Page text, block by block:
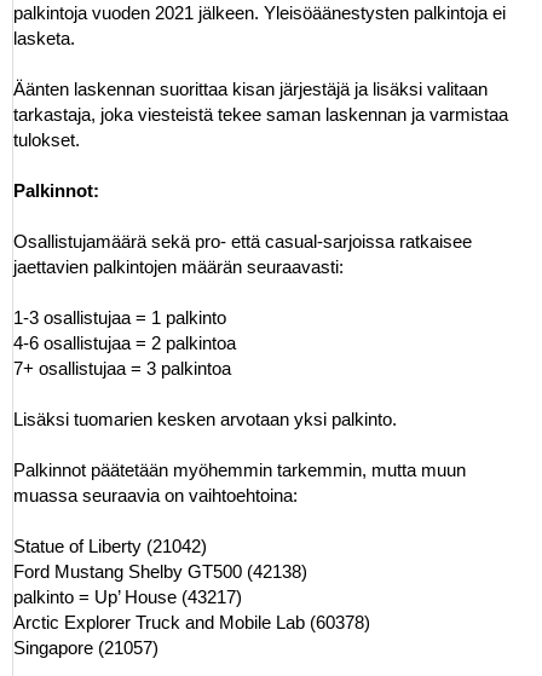
palkintoja vuoden 2021 jälkeen. Yleisöäänestysten palkintoja ei
lasketa.
Äänten laskennan suorittaa kisan järjestäjä ja lisäksi valitaan
tarkastaja, joka viesteistä tekee saman laskennan ja varmistaa
tulokset.
Palkinnot:
Osallistujamäärä sekä pro- että casual-sarjoissa ratkaisee
jaettavien palkintojen määrän seuraavasti:
1-3 osallistujaa = 1 palkinto
4-6 osallistujaa = 2 palkintoa
7+ osallistujaa = 3 palkintoa
Lisäksi tuomarien kesken arvotaan yksi palkinto.
Palkinnot päätetään myöhemmin tarkemmin, mutta muun
muassa seuraavia on vaihtoehtoina:
Statue of Liberty (21042)
Ford Mustang Shelby GT500 (42138)
palkinto = Up’ House (43217)
Arctic Explorer Truck and Mobile Lab (60378)
Singapore (21057)